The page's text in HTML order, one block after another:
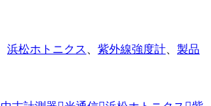
浜松ホトニクス 紫外線強度計
製品